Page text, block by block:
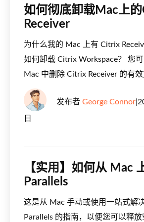
如何彻底卸载Mac上
Receiver
为什么我的 Mac 上有 Citrix
如何卸载 Citrix Workspace？ 您
Mac 中删除 Citrix Receiver 的有效
发布者 George Connor
日
【实用】如何从 Mac
Parallels
这是从 Mac 手动或使用一站式解
Parallels 的指南，以便您可以释